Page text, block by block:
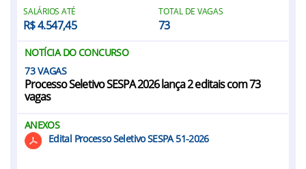
SALÁRIOS ATÉ
R$ 4.547,45
TOTAL DE VAGAS
73
NOTÍCIA DO CONCURSO
73
Processo Seletivo SESPA 2026 lança 2 editais com 73
vagas
ANEXOS
Edital Processo Seletivo SESPA 51-2026